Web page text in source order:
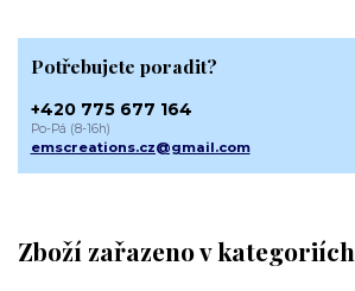
Zboží zařazeno v kategoriích
Potřebujete poradit?
+420 775 677 164
Po-Pá (8-16h)
emscreations.cz@gmail.com